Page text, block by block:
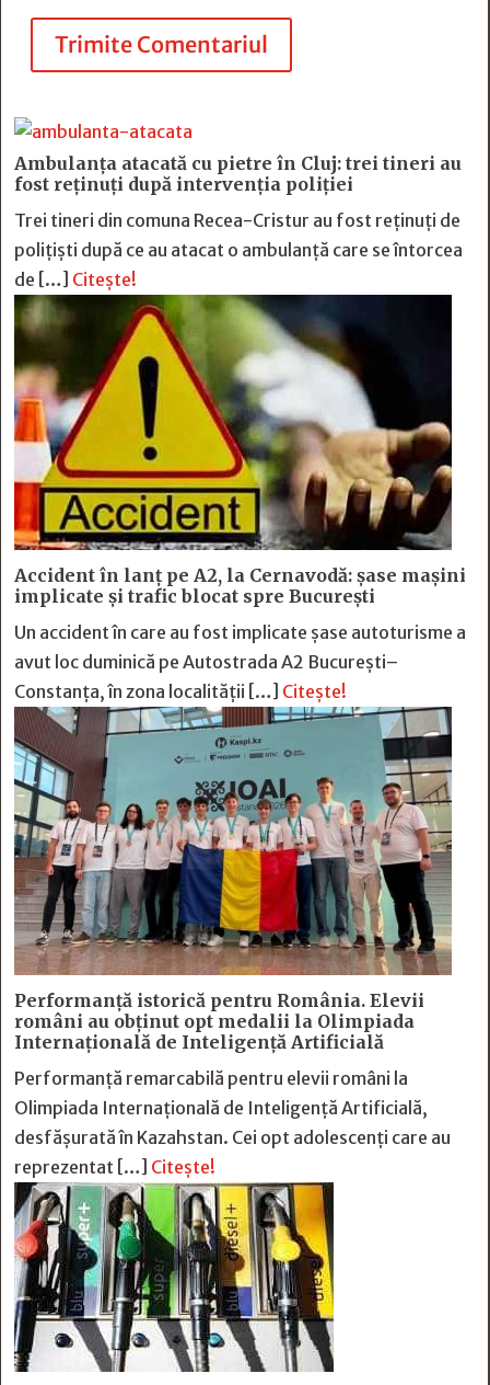
Trimite Comentariul
Ambulanța atacată cu pietre în Cluj: trei tineri au
fost reținuți după intervenția poliției
Trei tineri din comuna Recea-Cristur au fost reținuți de
polițiști după ce au atacat o ambulanță care se întorcea
de […] Citește!
Accident în lanț pe A2, la Cernavodă: șase mașini
implicate și trafic blocat spre București
Un accident în care au fost implicate șase autoturisme a
avut loc duminică pe Autostrada A2 București–
Constanța, în zona localității […] Citește!
Performanță istorică pentru România. Elevii
români au obținut opt medalii la Olimpiada
Internațională de Inteligență Artificială
Performanță remarcabilă pentru elevii români la
Olimpiada Internațională de Inteligență Artificială,
desfășurată în Kazahstan. Cei opt adolescenți care au
reprezentat […] Citește!